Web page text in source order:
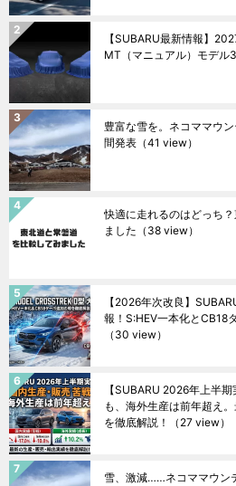
【SUBARU最新情報】
MT（マニュアル）モデル
豊富な雪を。ネコママウ
間発表 （41 view）
快適に走れるのはどっち
ました （38 view）
【2026年次改良】
報！S:HEV一本化とCB18
（30 view）
【SUBARU 2026年上半
も、海外生産は前年超え
を徹底解説！
（27 view）
雪、激減……ネコママウン